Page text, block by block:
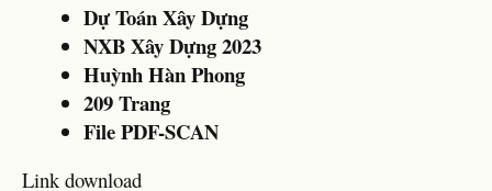
Dự Toán Xây Dựng
NXB Xây Dựng 2023
Huỳnh Hàn Phong
209 Trang
File PDF-SCAN
Link download